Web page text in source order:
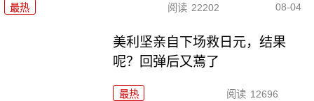
最热 阅读 22202 08-04
美利坚亲自下场救日元，结果
呢？回弹后又蔫了
最热 阅读 12696